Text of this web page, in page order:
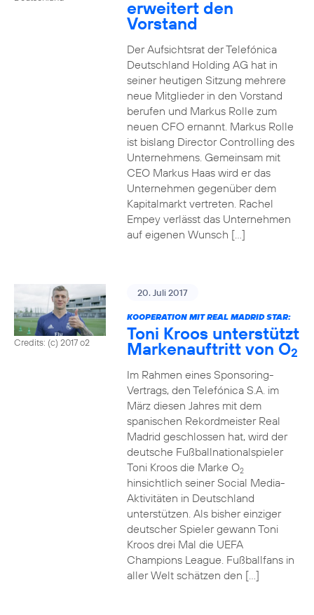
erweitert den
Vorstand
Der Aufsichtsrat der Telefónica
Deutschland Holding AG hat in
seiner heutigen Sitzung mehrere
neue Mitglieder in den Vorstand
berufen und Markus Rolle zum
neuen CFO ernannt. Markus Rolle
ist bislang Director Controlling des
Unternehmens. Gemeinsam mit
CEO Markus Haas wird er das
Unternehmen gegenüber dem
Kapitalmarkt vertreten. Rachel
Empey verlässt das Unternehmen
auf eigenen Wunsch […]
Credits: (c) 2017 o2
20. Juli 2017
KOOPERATION MIT REAL MADRID STAR:
Toni Kroos unterstützt
Markenauftritt von O2
Im Rahmen eines Sponsoring-
Vertrags, den Telefónica S.A. im
März diesen Jahres mit dem
spanischen Rekordmeister Real
Madrid geschlossen hat, wird der
deutsche Fußballnationalspieler
Toni Kroos die Marke O2
hinsichtlich seiner Social Media-
Aktivitäten in Deutschland
unterstützen. Als bisher einziger
deutscher Spieler gewann Toni
Kroos drei Mal die UEFA
Champions League. Fußballfans in
aller Welt schätzen den […]